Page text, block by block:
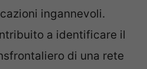
ingannevoli.
a identificare il
di una rete